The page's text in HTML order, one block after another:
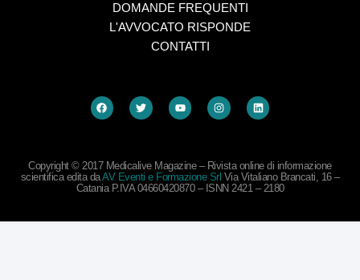
DOMANDE FREQUENTI
L'AVVOCATO RISPONDE
CONTATTI
Copyright © 2017 Medicalive Magazine – Rivista online di informazione
scientifica edita daAV Eventi e Formazione Srl Via Vitaliano Brancati, 16 –
Catania P.IVA 04660420870 – ISNN 2421 – 2180